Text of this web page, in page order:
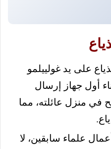
على يد غولييلمو
أول جهاز إرسال
في منزل عائلته، مما
علماء سابقين، لا